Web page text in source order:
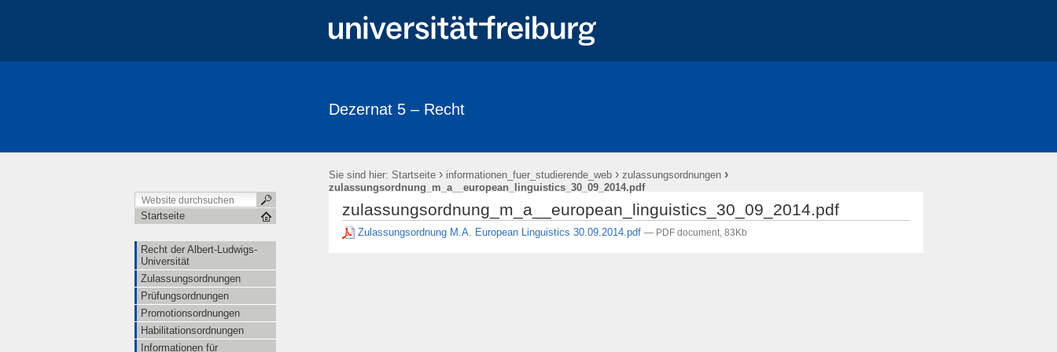
Dezernat 5 – Recht
Sie sind hier: Startseite › informationen_fuer_studierende_web › zulassungsordnungen ›
zulassungsordnung_m_a__european_linguistics_30_09_2014.pdf
Startseite
Recht der Albert-Ludwigs-
Universität
Zulassungsordnungen
Prüfungsordnungen
Promotionsordnungen
Habilitationsordnungen
Informationen für
zulassungsordnung_m_a__european_linguistics_30_09_2014.pdf
Zulassungsordnung M.A. European Linguistics 30.09.2014.pdf — PDF document, 83Kb